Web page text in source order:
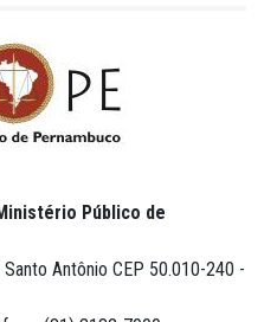
Público de
Antônio CEP 50.010-240 -